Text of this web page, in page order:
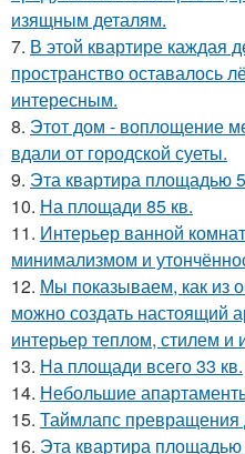
изящным деталям.
7. В этой квартире каждая
пространство оставалось
интересным.
8. Этот дом - воплощение
вдали от городской суеты.
9. Эта квартира площадью
10. На площади 85 кв.
11. Интерьер ванной
минимализмом и
12. Мы показываем, как из
можно создать настоящий
интерьер теплом, стилем и
13. На площади всего 33 кв.
14. Небольшие
15. Таймлапс превращения
16. Эта квартира площадью